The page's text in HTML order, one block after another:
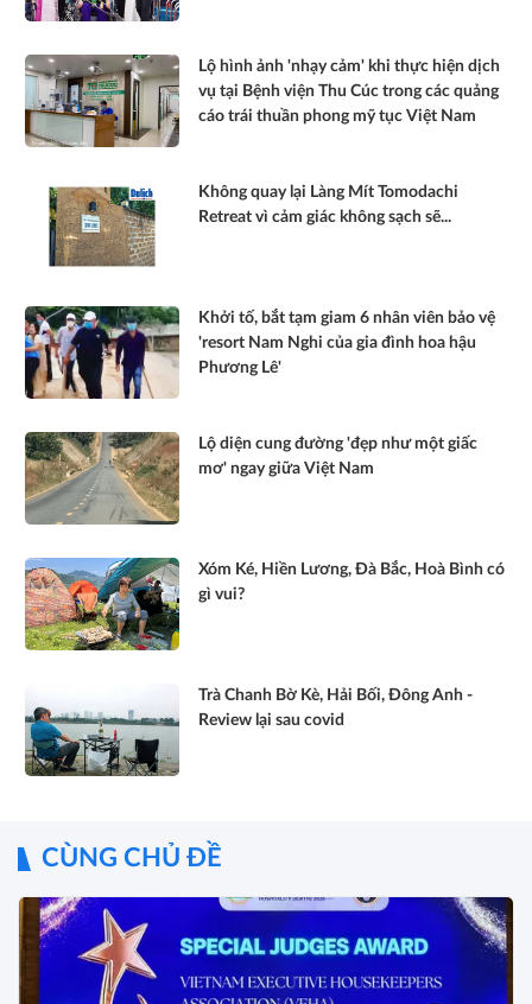
Lộ hình ảnh 'nhạy cảm' khi thực hiện dịch
vụ tại Bệnh viện Thu Cúc trong các quảng
cáo trái thuần phong mỹ tục Việt Nam
Không quay lại Làng Mít Tomodachi
Retreat vì cảm giác không sạch sẽ...
Khởi tố, bắt tạm giam 6 nhân viên bảo vệ
'resort Nam Nghi của gia đình hoa hậu
Phương Lê'
Lộ diện cung đường 'đẹp như một giấc
mơ' ngay giữa Việt Nam
Xóm Ké, Hiền Lương, Đà Bắc, Hoà Bình có
gì vui?
Trà Chanh Bờ Kè, Hải Bối, Đông Anh -
Review lại sau covid
CÙNG CHỦ ĐỀ